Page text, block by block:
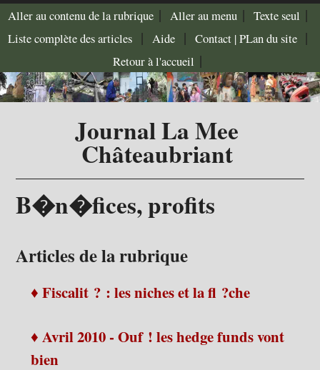
Aller au contenu de la rubrique| Aller au menu| Texte seul |
Liste complète des articles| Aide| Contact |PLan du site |
Retour à l'accueil |
Journal La Mee
Châteaubriant
B�n�fices, profits
Articles de la rubrique
♦ Fiscalit ? : les niches et la fl ?che
♦ Avril 2010 - Ouf ! les hedge funds vont
bien